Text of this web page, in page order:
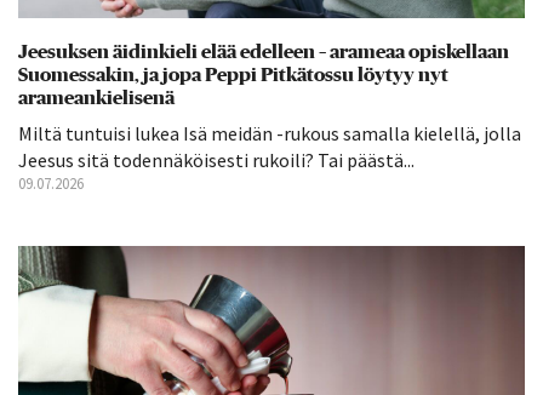
Jeesuksen äidinkieli elää edelleen – arameaa opiskellaan
Suomessakin, ja jopa Peppi Pitkätossu löytyy nyt
arameankielisenä
Miltä tuntuisi lukea Isä meidän -rukous samalla kielellä, jolla
Jeesus sitä todennäköisesti rukoili? Tai päästä...
09.07.2026